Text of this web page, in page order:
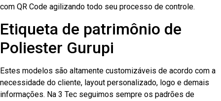
com QR Code agilizando todo seu processo de controle.
Etiqueta de patrimônio de
Poliester Gurupi
Estes modelos são altamente customizáveis de acordo com a
necessidade do cliente, layout personalizado, logo e demais
informações. Na 3 Tec seguimos sempre os padrões de